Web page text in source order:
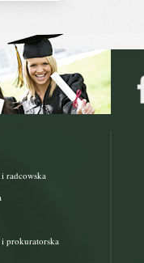
radcowska
prokuratorska